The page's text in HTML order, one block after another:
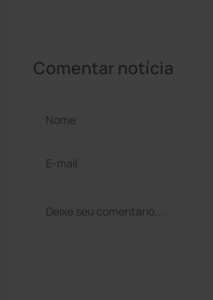
Comentar notícia